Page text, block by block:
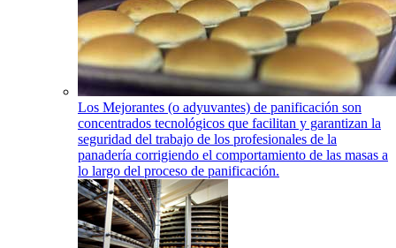
Los Mejorantes (o adyuvantes) de panificación son
concentrados tecnológicos que facilitan y garantizan la
seguridad del trabajo de los profesionales de la
panadería corrigiendo el comportamiento de las masas a
lo largo del proceso de panificación.